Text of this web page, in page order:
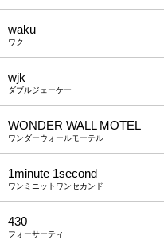
waku
ワク
wjk
ダブルジェーケー
WONDER WALL MOTEL
ワンダーウォールモーテル
1minute​ 1second
ワンミニットワンセカンド
430
フォーサーティ